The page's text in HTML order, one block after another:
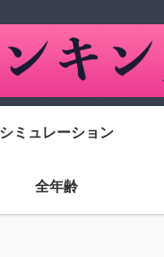
シミュレーション
全年齢